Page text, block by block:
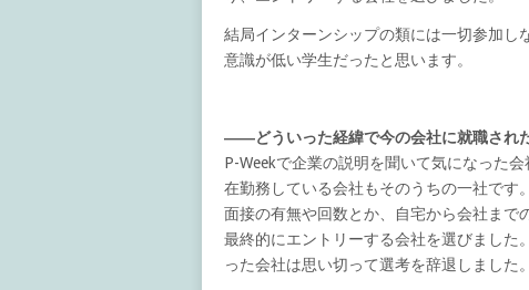
結局インターンシップの類には一切参加し
意識が低い学生だったと思います。
――どういった経緯で今の会社に就職され
P-Weekで企業の説明を聞いて気になった
在勤務している会社もそのうちの一社です
面接の有無や回数とか、自宅から会社まで
最終的にエントリーする会社を選びました
った会社は思い切って選考を辞退しました。